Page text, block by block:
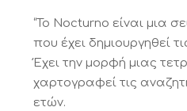
“Το Nocturno είναι μια
που έχει δημιουργηθεί
Έχει την μορφή μιας
χαρτογραφεί τις
ετών.